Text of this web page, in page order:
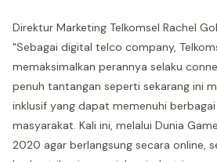
Direktur Marketing Telkomsel Rachel
"Sebagai digital telco company,
memaksimalkan perannya selaku
penuh tantangan seperti sekarang ini
inklusif yang dapat memenuhi
masyarakat. Kali ini, melalui Dunia
2020 agar berlangsung secara online,